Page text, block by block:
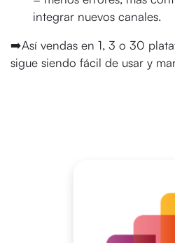
integrar nuevos canales.
➡️Así vendas en 1, 3 o 30
sigue siendo fácil de usar y